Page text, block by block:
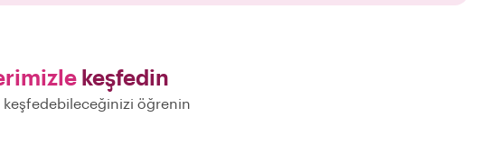
keşfedin
keşfedebileceğinizi öğrenin